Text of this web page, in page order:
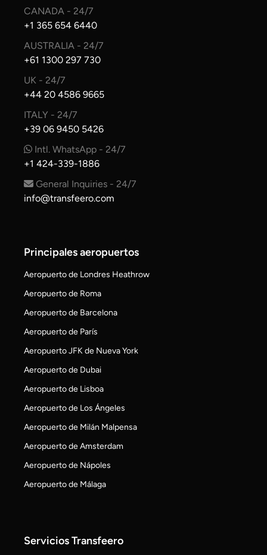
CANADA - 24/7
+1 365 654 6440
AUSTRALIA - 24/7
+61 1300 297 730
UK - 24/7
+44 20 4586 9665
ITALY - 24/7
+39 06 9450 5426
Intl. WhatsApp - 24/7
+1 424-339-1886
General Inquiries - 24/7
info@transfeero.com
Principales aeropuertos
Aeropuerto de Londres Heathrow
Aeropuerto de Roma
Aeropuerto de Barcelona
Aeropuerto de París
Aeropuerto JFK de Nueva York
Aeropuerto de Dubai
Aeropuerto de Lisboa
Aeropuerto de Los Ángeles
Aeropuerto de Milán Malpensa
Aeropuerto de Amsterdam
Aeropuerto de Nápoles
Aeropuerto de Málaga
Servicios Transfeero